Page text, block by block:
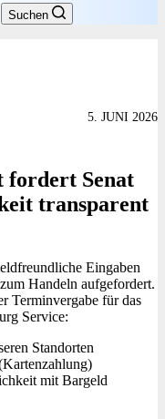
Suchen
5. JUNI 2026
fordert Senat
trans­parent
Eingaben
Handeln aufgefordert.
Terminvergabe für das
Service:
Standorten
mit Bargeld